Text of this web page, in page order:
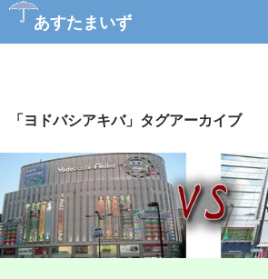
あすたまいず
検
ツ
ス
キ
ッ
プ
「ヨドバシアキバ」タグアーカイブ